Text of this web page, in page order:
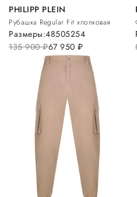
PHILIPP PLEIN
Рубашка Regular Fit хлопковая
135 900руб.67 950 руб.
Размеры:48505254